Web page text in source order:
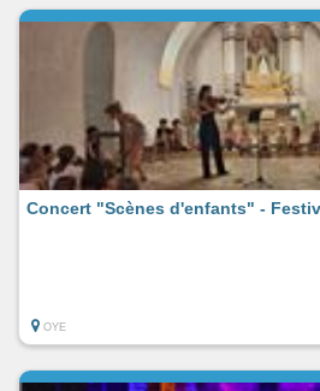
Concert "Scènes d'enfants" -
OYE